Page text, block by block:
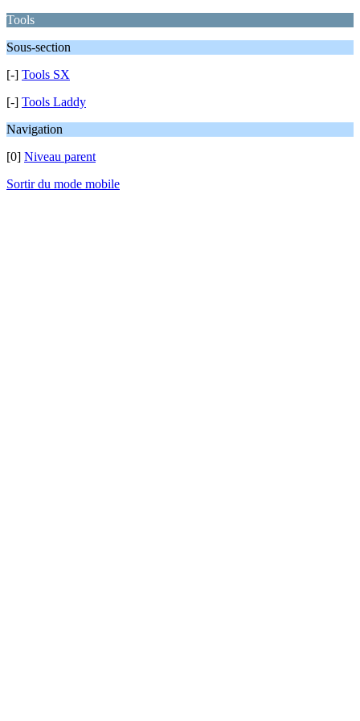
Tools
Sous-section
[-] Tools SX
[-] Tools Laddy
Navigation
[0] Niveau parent
Sortir du mode mobile